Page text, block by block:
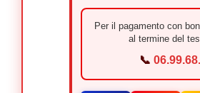
Per il pagamento con
al termine del
📞